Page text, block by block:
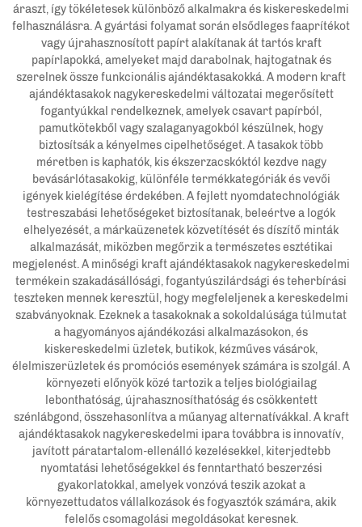
áraszt, így tökéletesek különböző alkalmakra és kiskereskedelmi
felhasználásra. A gyártási folyamat során elsődleges faaprítékot
vagy újrahasznosított papírt alakítanak át tartós kraft
papírlapokká, amelyeket majd darabolnak, hajtogatnak és
szerelnek össze funkcionális ajándéktasakokká. A modern kraft
ajándéktasakok nagykereskedelmi változatai megerősített
fogantyúkkal rendelkeznek, amelyek csavart papírból,
pamutkötekből vagy szalaganyagokból készülnek, hogy
biztosítsák a kényelmes cipelhetőséget. A tasakok több
méretben is kaphatók, kis ékszerzacskóktól kezdve nagy
bevásárlótasakokig, különféle termékkategóriák és vevői
igények kielégítése érdekében. A fejlett nyomdatechnológiák
testreszabási lehetőségeket biztosítanak, beleértve a logók
elhelyezését, a márkaüzenetek közvetítését és díszítő minták
alkalmazását, miközben megőrzik a természetes esztétikai
megjelenést. A minőségi kraft ajándéktasakok nagykereskedelmi
termékein szakadásállósági, fogantyúszilárdsági és teherbírási
teszteken mennek keresztül, hogy megfeleljenek a kereskedelmi
szabványoknak. Ezeknek a tasakoknak a sokoldalúsága túlmutat
a hagyományos ajándékozási alkalmazásokon, és
kiskereskedelmi üzletek, butikok, kézműves vásárok,
élelmiszerüzletek és promóciós események számára is szolgál. A
környezeti előnyök közé tartozik a teljes biológiailag
lebonthatóság, újrahasznosíthatóság és csökkentett
szénlábgond, összehasonlítva a műanyag alternatívákkal. A kraft
ajándéktasakok nagykereskedelmi ipara továbbra is innovatív,
javított páratartalom-ellenálló kezelésekkel, kiterjedtebb
nyomtatási lehetőségekkel és fenntartható beszerzési
gyakorlatokkal, amelyek vonzóvá teszik azokat a
környezettudatos vállalkozások és fogyasztók számára, akik
felelős csomagolási megoldásokat keresnek.